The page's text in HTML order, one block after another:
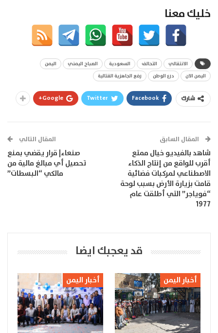
خليك معنا
الانتقالي التحالف السعودية الصباح اليمني
اليمن
اليمن الان
درع الوطن رفع الجاهزية القتالية
شارك Facebook
Twitter
Google+
المقال السابق
شاهد بالفيديو خيال ممتع
أقرب للواقع من إنتاج الذكاء
الاصطناعي لمركبات فضائية
قامت بزيارة الأرض بسبب لوحة
“فوياجر” التي أطلقت عام
1977
المقال التالي
صنعاء| قرار يقضي بمنع
تحصيل أي مبالغ مالية من
مالكي “البسطات”
قد يعجبك ايضا
أخبار اليمن أخبار اليمن